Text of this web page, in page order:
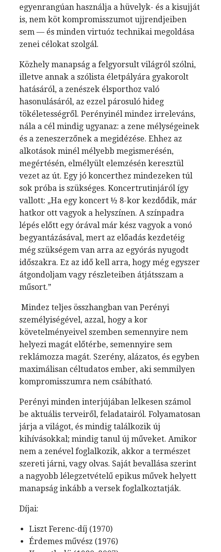
egyenrangúan használja a hüvelyk- és a kisujját
is, nem köt kompromisszumot ujjrendjeiben
sem — és minden virtuóz technikai megoldása
zenei célokat szolgál.
Közhely manapság a felgyorsult világról szólni,
illetve annak a szólista életpályára gyakorolt
hatásáról, a zenészek élsporthoz való
hasonulásáról, az ezzel párosuló hideg
tökéletességről. Perényinél mindez irreleváns,
nála a cél mindig ugyanaz: a zene mélységeinek
és a zeneszerzőnek a megidézése. Ehhez az
alkotások minél mélyebb megismerésén,
megértésén, elmélyült elemzésén keresztül
vezet az út. Egy jó koncerthez mindezeken túl
sok próba is szükséges. Koncertrutinjáról így
vallott: „Ha egy koncert ½ 8-kor kezdődik, már
hatkor ott vagyok a helyszínen. A színpadra
lépés előtt egy órával már kész vagyok a vonó
begyantázásával, mert az előadás kezdetéig
még szükségem van arra az egyórás nyugodt
időszakra. Ez az idő kell arra, hogy még egyszer
átgondoljam vagy részleteiben átjátsszam a
műsort.”
Mindez teljes összhangban van Perényi
személyiségével, azzal, hogy a kor
követelményeivel szemben semennyire nem
helyezi magát előtérbe, semennyire sem
reklámozza magát. Szerény, alázatos, és egyben
maximálisan céltudatos ember, aki semmilyen
kompromisszumra nem csábítható.
Perényi minden interjújában lelkesen számol
be aktuális terveiről, feladatairól. Folyamatosan
járja a világot, és mindig találkozik új
kihívásokkal; mindig tanul új műveket. Amikor
nem a zenével foglalkozik, akkor a természet
szereti járni, vagy olvas. Saját bevallása szerint
a nagyobb lélegzetvételű epikus művek helyett
manapság inkább a versek foglalkoztatják.
Díjai:
Liszt Ferenc-díj (1970)
Érdemes művész (1976)